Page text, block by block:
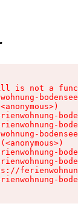
is not a